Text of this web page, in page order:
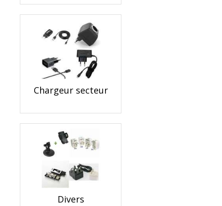
Chargeur secteur
Divers